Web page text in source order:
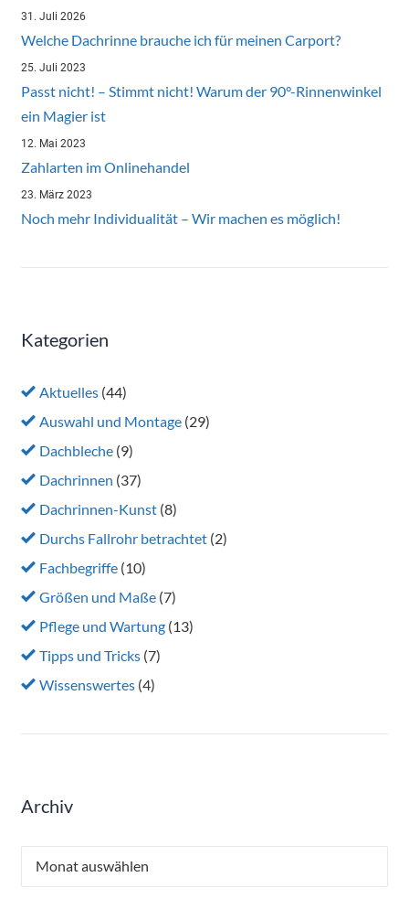
Welche Dachrinne brauche ich für meinen Carport?
31. Juli 2026
Passt nicht! – Stimmt nicht! Warum der 90°-Rinnenwinkel
ein Magier ist
25. Juli 2023
Zahlarten im Onlinehandel
12. Mai 2023
Noch mehr Individualität – Wir machen es möglich!
23. März 2023
Kategorien
Aktuelles (44)
Auswahl und Montage (29)
Dachbleche (9)
Dachrinnen (37)
Dachrinnen-Kunst (8)
Durchs Fallrohr betrachtet (2)
Fachbegriffe (10)
Größen und Maße (7)
Pflege und Wartung (13)
Tipps und Tricks (7)
Wissenswertes (4)
Archiv